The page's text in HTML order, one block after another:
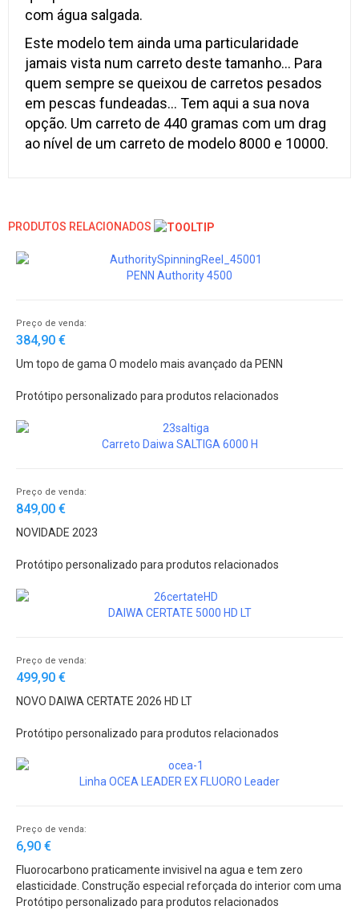
com água salgada.
Este modelo tem ainda uma particularidade
jamais vista num carreto deste tamanho... Para
quem sempre se queixou de carretos pesados
em pescas fundeadas... Tem aqui a sua nova
opção. Um carreto de 440 gramas com um drag
ao nível de um carreto de modelo 8000 e 10000.
PRODUTOS RELACIONADOS
PENN Authority 4500
Preço de venda:
384,90 €
Um topo de gama O modelo mais avançado da PENN
Protótipo personalizado para produtos relacionados
Carreto Daiwa SALTIGA 6000 H
Preço de venda:
849,00 €
NOVIDADE 2023
Protótipo personalizado para produtos relacionados
DAIWA CERTATE 5000 HD LT
Preço de venda:
499,90 €
NOVO DAIWA CERTATE 2026 HD LT
Protótipo personalizado para produtos relacionados
Linha OCEA LEADER EX FLUORO Leader
Preço de venda:
6,90 €
Fluorocarbono praticamente invisivel na agua e tem zero
elasticidade. Construção especial reforçada do interior com uma
camada exterior macia para manobrar com facilidade.
Protótipo personalizado para produtos relacionados